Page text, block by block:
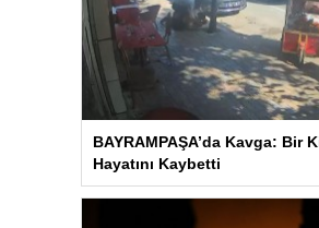
BAYRAMPAŞA’da Kavga: Bir
Hayatını Kaybetti